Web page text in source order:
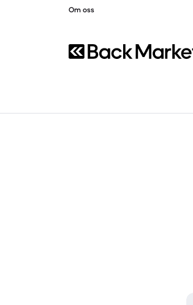
Om oss